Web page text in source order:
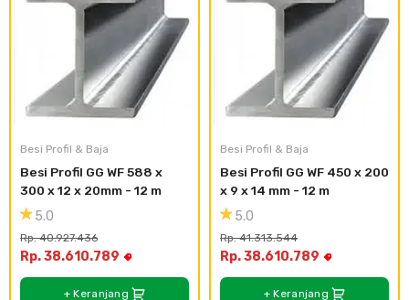
Besi Profil & Baja
Besi Profil GG WF 588 x
300 x 12 x 20mm - 12 m
5.0
Rp. 40.927.436
Rp. 38.610.789
+ Keranjang
Besi Profil & Baja
Besi Profil GG WF 450 x 200
x 9 x 14 mm - 12 m
5.0
Rp. 41.313.544
Rp. 38.610.789
+ Keranjang